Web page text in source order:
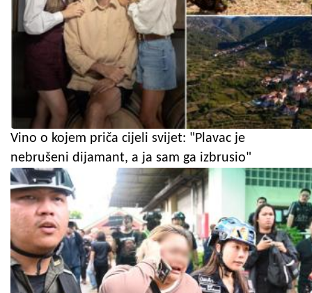
Vino o kojem priča cijeli svijet: "Plavac je
nebrušeni dijamant, a ja sam ga izbrusio"